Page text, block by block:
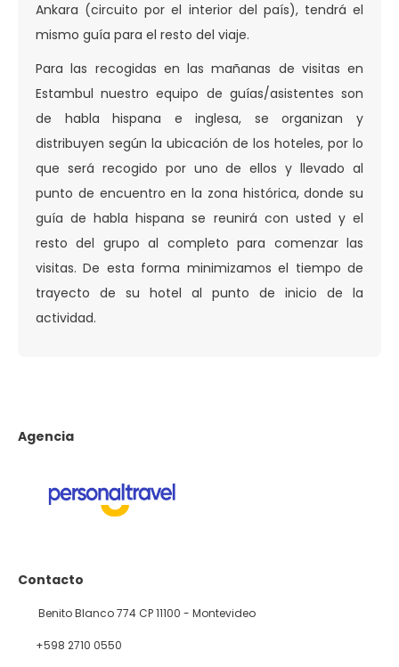
Ankara (circuito por el interior del país), tendrá el
mismo guía para el resto del viaje.
Para las recogidas en las mañanas de visitas en
Estambul nuestro equipo de guías/asistentes son
de habla hispana e inglesa, se organizan y
distribuyen según la ubicación de los hoteles, por lo
que será recogido por uno de ellos y llevado al
punto de encuentro en la zona histórica, donde su
guía de habla hispana se reunirá con usted y el
resto del grupo al completo para comenzar las
visitas. De esta forma minimizamos el tiempo de
trayecto de su hotel al punto de inicio de la
actividad.
Agencia
Contacto
Benito Blanco 774 CP 11100 - Montevideo
+598 2710 0550